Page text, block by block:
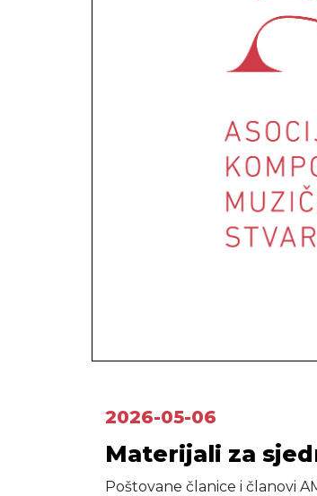
2026-05-06
Materijali za
Poštovane članice i članovi